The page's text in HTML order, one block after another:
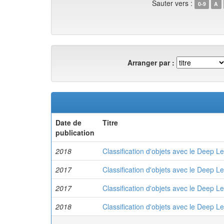
Sauter vers : 0-9 A
Arranger par :
Date de
publication
Titre
2018 Classification d'objets avec le Deep
2017
Classification d'objets avec le Deep
2017
Classification d'objets avec le Deep
2018
Classification d'objets avec le Deep